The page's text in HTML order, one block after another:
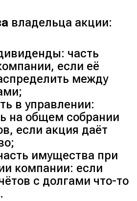
владельца акции:
часть
если её
между
в управлении:
на общем собрании
если акция даёт
имущества при
компании: если
с долгами что-то